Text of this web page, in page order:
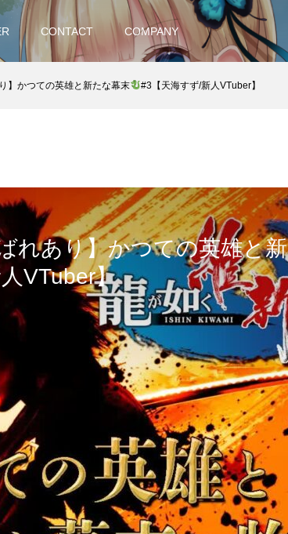
CONTACT COMPANY
】かつての英雄と新たな幕末 #3【天海すず/新人VTuber】
れあり】かつての英雄と新
VTuber】